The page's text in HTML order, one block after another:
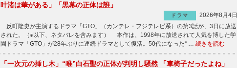
叶渚は華がある」「黒幕の正体は誰」
ドラマ
2026年8月4日
反町隆史が主演するドラマ「GTO」（カンテレ・フジテレビ系）の第3話が、3日に放送
された。（※以下、ネタバレを含みます） 本作は、1998年に放送されて人気を博した学
園ドラマ「GTO」が28年ぶりに連続ドラマとして復活。50代になった“ … 続きを読む
「一次元の挿し木」“唯”白石聖の正体が判明し騒然 「車椅子だったよね」